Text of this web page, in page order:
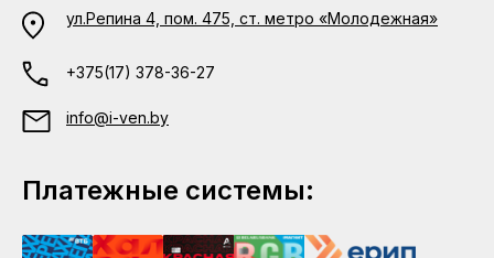
ул.Репина 4, пом. 475, ст. метро «Молодежная»
+375(17) 378-36-27
info@i-ven.by
Платежные системы: